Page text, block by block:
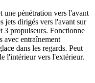
une pénétration vers l'avant
jets dirigés vers l'avant sur
3 propulseurs. Fonctionne
avec entraînement
dans les regards. Peut
l'intérieur vers l'extérieur.